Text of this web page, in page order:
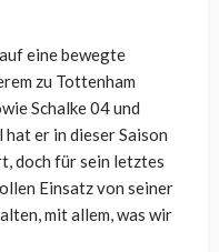
eine bewegte
zu Tottenham
Schalke 04 und
er in dieser Saison
doch für sein letztes
Einsatz von seiner
mit allem, was wir